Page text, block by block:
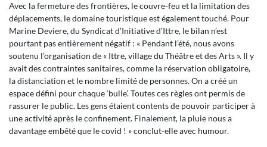
Avec la fermeture des frontières, le couvre-feu et la limitation des
déplacements, le domaine touristique est également touché. Pour
Marine Deviere, du Syndicat d’Initiative d’Ittre, le bilan n’est
pourtant pas entièrement négatif : « Pendant l’été, nous avons
soutenu l’organisation de « Ittre, village du Théâtre et des Arts ». Il y
avait des contraintes sanitaires, comme la réservation obligatoire,
la distanciation et le nombre limité de personnes. On a créé un
espace défini pour chaque ‘bulle’. Toutes ces règles ont permis de
rassurer le public. Les gens étaient contents de pouvoir participer à
une activité après le confinement. Finalement, la pluie nous a
davantage embêté que le covid ! » conclut-elle avec humour.